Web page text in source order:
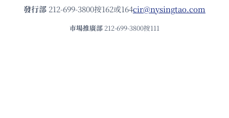
發⾏部 212-699-3800按162或164cir@nysingtao.com
市場推廣部 212-699-3800按111